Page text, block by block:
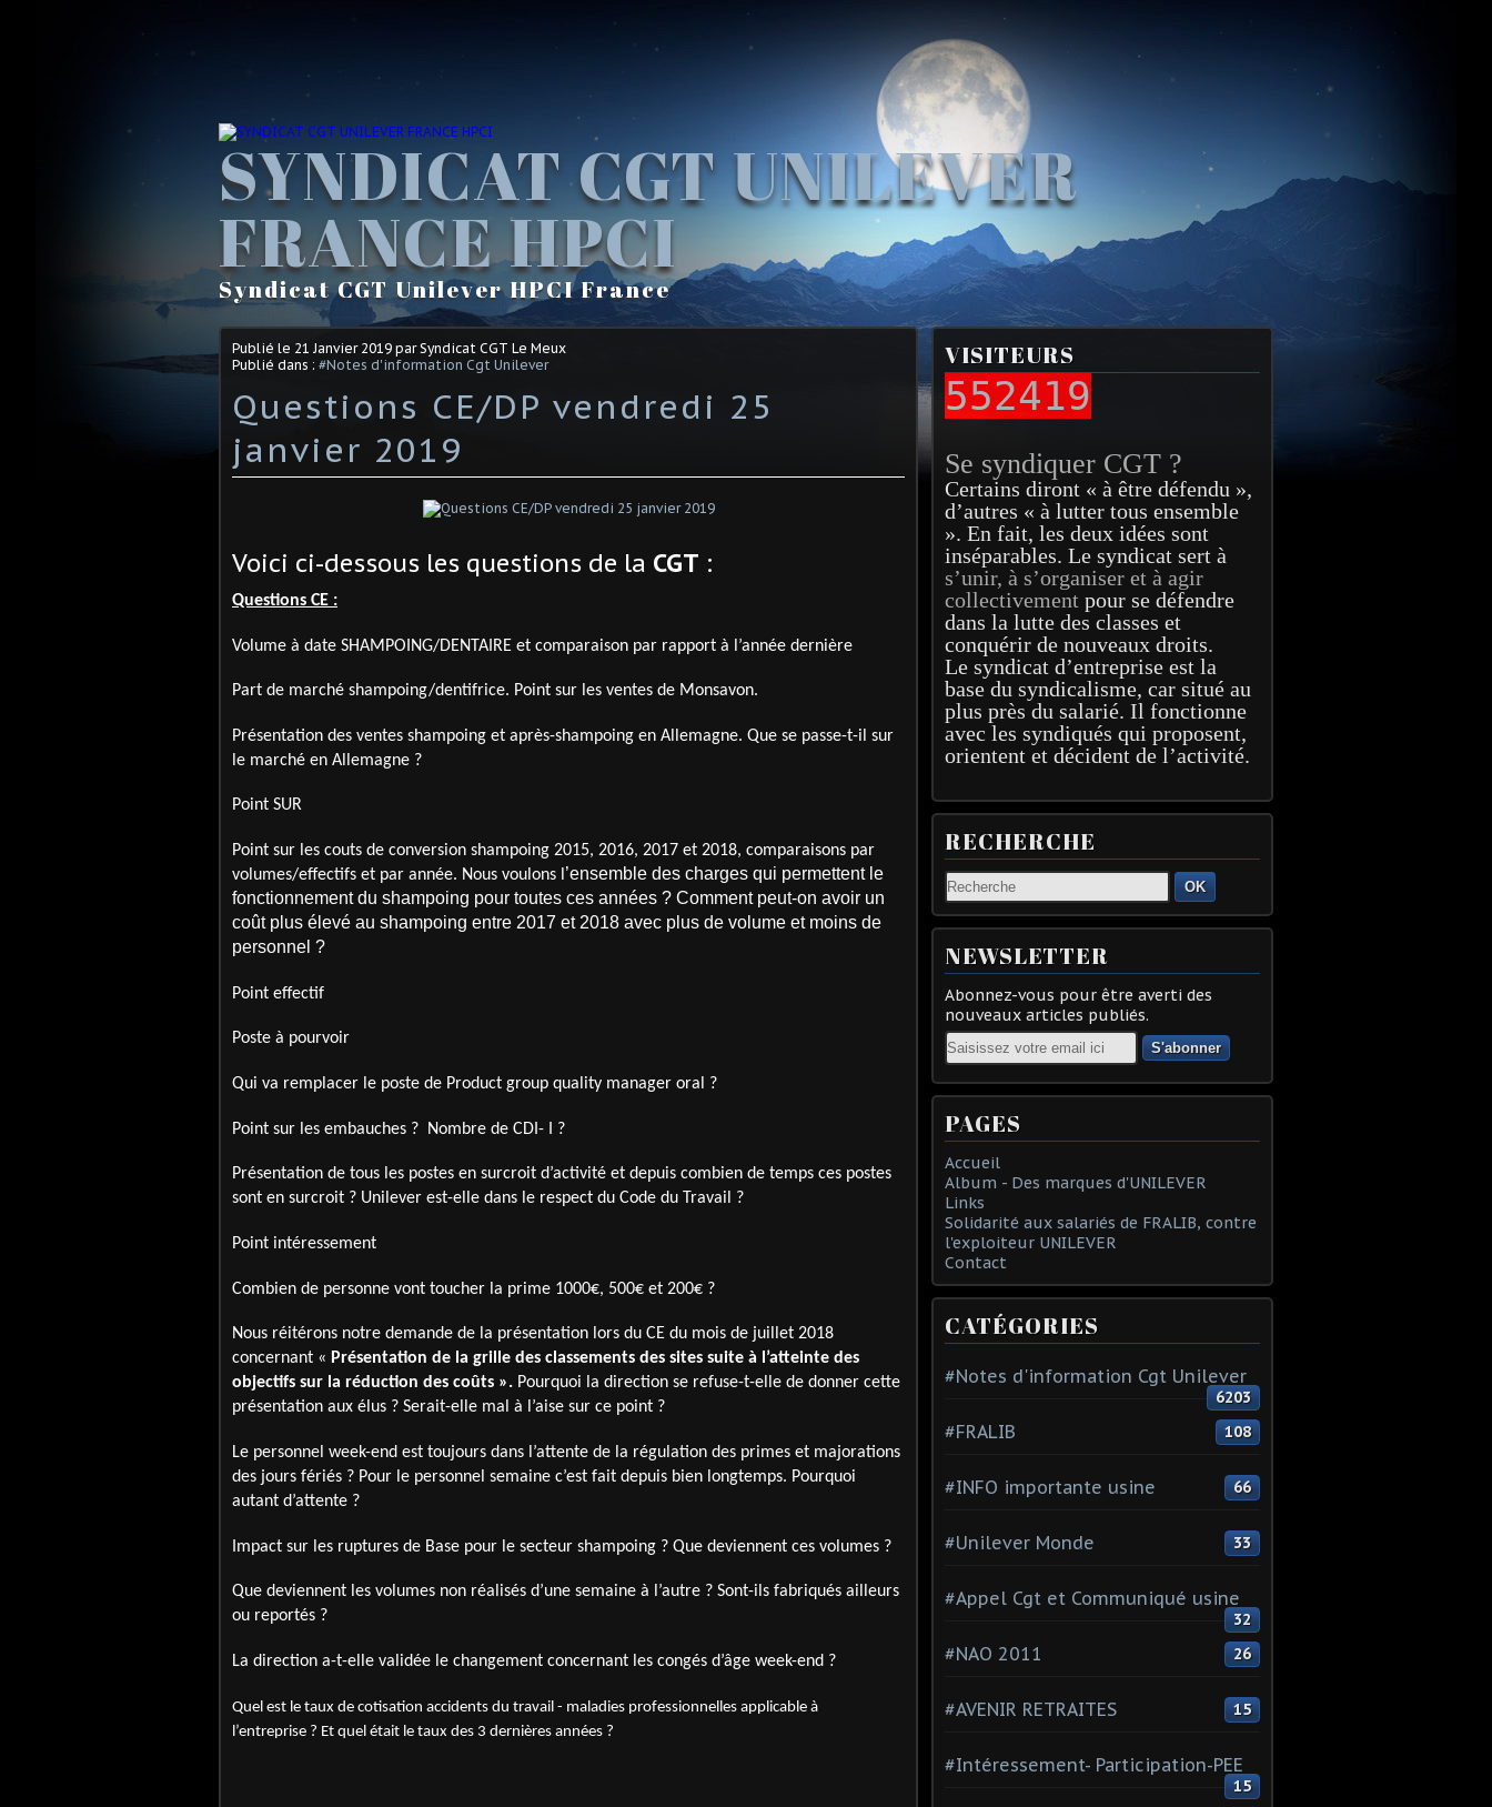
SYNDICAT CGT UNILEVER
FRANCE HPCI
Syndicat CGT Unilever HPCI France
Publié le 21 Janvier 2019 par Syndicat CGT Le Meux
Publié dans : #Notes d'information Cgt Unilever
Questions CE/DP vendredi 25
janvier 2019
Voici ci-dessous les questions de la CGT :
Questions CE :
Volume à date SHAMPOING/DENTAIRE et comparaison par rapport à l’année dernière
Part de marché shampoing/dentifrice. Point sur les ventes de Monsavon.
Présentation des ventes shampoing et après-shampoing en Allemagne. Que se passe-t-il sur
le marché en Allemagne ?
Point SUR
Point sur les couts de conversion shampoing 2015, 2016, 2017 et 2018, comparaisons par
volumes/effectifs et par année. Nous voulons l ’ensemble des charges qui permettent le
fonctionnement du shampoing pour toutes ces années ? Comment peut-on avoir un
coût plus élevé au shampoing entre 2017 et 2018 avec plus de volume et moins de
personnel ?
Point effectif
Poste à pourvoir
Qui va remplacer le poste de Product group quality manager oral ?
Point sur les embauches ? Nombre de CDI- I ?
Présentation de tous les postes en surcroit d’activité et depuis combien de temps ces postes
sont en surcroit ? Unilever est-elle dans le respect du Code du Travail ?
Point intéressement
Combien de personne vont toucher la prime 1000€, 500€ et 200€ ?
Nous réitérons notre demande de la présentation lors du CE du mois de juillet 2018
concernant « Présentation de la grille des classements des sites suite à l’atteinte des
objectifs sur la réduction des coûts ». Pourquoi la direction se refuse-t-elle de donner cette
présentation aux élus ? Serait-elle mal à l’aise sur ce point ?
Le personnel week-end est toujours dans l’attente de la régulation des primes et majorations
des jours fériés ? Pour le personnel semaine c’est fait depuis bien longtemps. Pourquoi
autant d’attente ?
Impact sur les ruptures de Base pour le secteur shampoing ? Que deviennent ces volumes ?
Que deviennent les volumes non réalisés d’une semaine à l’autre ? Sont-ils fabriqués ailleurs
ou reportés ?
La direction a-t-elle validée le changement concernant les congés d’âge week-end ?
Quel est le taux de cotisation accidents du travail - maladies professionnelles applicable à
l’entreprise ? Et quel était le taux des 3 dernières années ?
VISITEURS
552419
Se syndiquer CGT ?
Certains diront « à être défendu »,
d’autres « à lutter tous ensemble
». En fait, les deux idées sont
inséparables. Le syndicat sert à
s’unir, à s’organiser et à agir
collectivement pour se défendre
dans la lutte des classes et
conquérir de nouveaux droits.
Le syndicat d’entreprise est la
base du syndicalisme, car situé au
plus près du salarié. Il fonctionne
avec les syndiqués qui proposent,
orientent et décident de l’activité.
RECHERCHE
OK
NEWSLETTER
Abonnez-vous pour être averti des
nouveaux articles publiés.
Email
PAGES
Accueil
Album - Des marques d'UNILEVER
Links
Solidarité aux salariés de FRALIB, contre
l'exploiteur UNILEVER
Contact
CATÉGORIES
#Notes d'information Cgt Unilever
6203
#FRALIB 108
#INFO importante usine 66
#Unilever Monde 33
#Appel Cgt et Communiqué usine
32
#NAO 2011 26
#AVENIR RETRAITES 15
#Intéressement- Participation-PEE
15